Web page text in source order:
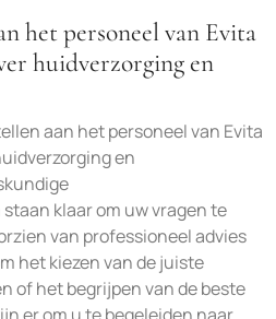
het personeel van Evita
huidverzorging en
aan het personeel van Evita
en
klaar om uw vragen te
van professioneel advies
het kiezen van de juiste
of het begrijpen van de beste